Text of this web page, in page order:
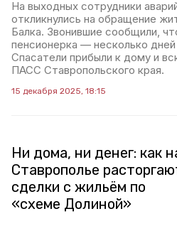
На выходных сотрудники
откликнулись на обращение
Балка. Звонившие сообщили,
пенсионерка — несколько
Спасатели прибыли к дому и
ПАСС Ставропольского края.
15 декабря 2025, 18:15
Ни дома, ни денег: как
Ставрополье
сделки с жильём по
«схеме Долиной»